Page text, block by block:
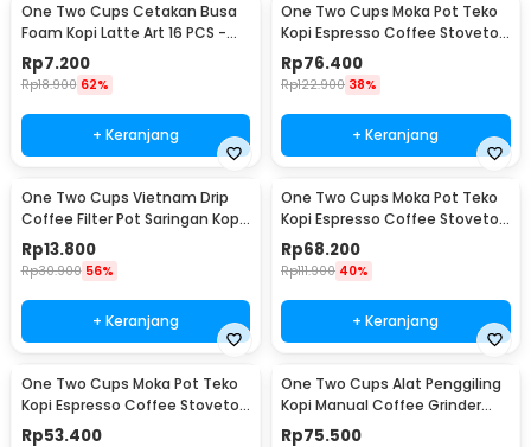
One Two Cups Cetakan Busa
Foam Kopi Latte Art 16 PCS -
JJYE01
Rp7.200
Rp18.900 62%
+ Keranjang
One Two Cups Moka Pot Teko
Kopi Espresso Coffee Stovetop
6 Cup 300ml - Z20
Rp76.400
Rp122.900 38%
+ Keranjang
One Two Cups Vietnam Drip
Coffee Filter Pot Saringan Kopi
180ml 8Q - LC1
Rp13.800
Rp30.900 56%
+ Keranjang
One Two Cups Moka Pot Teko
Kopi Espresso Coffee Stovetop
4 Cup 200ml - Z20
Rp68.200
Rp111.900 40%
+ Keranjang
One Two Cups Moka Pot Teko
Kopi Espresso Coffee Stovetop
2 Cup 100ml - Z20
Rp53.400
One Two Cups Alat Penggiling
Kopi Manual Coffee Grinder
Wood - 16290
Rp75.500